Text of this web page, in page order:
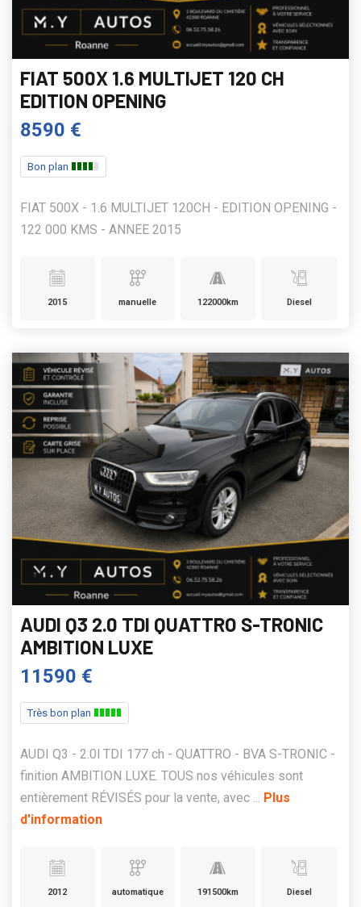
FIAT 500X 1.6 MULTIJET 120 CH
EDITION OPENING
8590 €
Bon plan
FIAT 500X - 1.6 MULTIJET 120CH - EDITION OPENING -
122 000 KMS - ANNEE 2015
2015 manuelle 122000km Diesel
AUDI Q3 2.0 TDI QUATTRO S-TRONIC
AMBITION LUXE
11590 €
Très bon plan
AUDI Q3 - 2.0l TDI 177 ch - QUATTRO - BVA S-TRONIC -
finition AMBITION LUXE. TOUS nos véhicules sont
entièrement RÉVISÉS pour la vente, avec ... Plus
d'information
2012 automatique 191500km Diesel